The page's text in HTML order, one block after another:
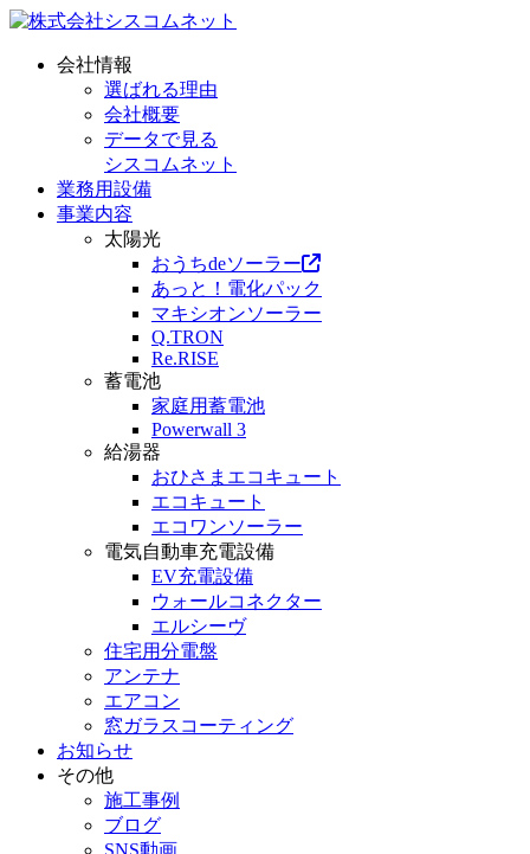
会社情報
選ばれる理由
会社概要
データで見る
シスコムネット
業務用設備
事業内容
太陽光
おうちdeソーラー
あっと！電化パック
マキシオンソーラー
Q.TRON
Re.RISE
蓄電池
家庭用蓄電池
Powerwall 3
給湯器
おひさまエコキュート
エコキュート
エコワンソーラー
電気自動車充電設備
EV充電設備
ウォールコネクター
エルシーヴ
住宅用分電盤
アンテナ
エアコン
窓ガラスコーティング
お知らせ
その他
施工事例
ブログ
SNS動画